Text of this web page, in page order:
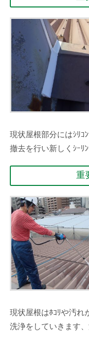
現状屋根部分にはｼﾘｺ
撤去を行い新しくｼｰﾘ
重
現状屋根はﾎｺﾘや汚れ
洗浄をしていきます